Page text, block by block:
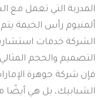
المدربة التي تعمل
ألمنيوم رأس الخيمة
الشركة خدمات
التصميم والحجم
فإن شركة جوهرة
الشبابيك، بل هي